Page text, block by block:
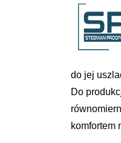
do jej
Do
komfortem